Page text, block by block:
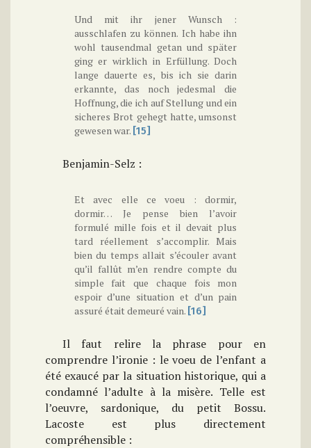
Und mit ihr jener Wunsch :
ausschlafen zu können. Ich habe ihn
wohl tausendmal getan und später
ging er wirklich in Erfüllung. Doch
lange dauerte es, bis ich sie darin
erkannte, das noch jedesmal die
Hoffnung, die ich auf Stellung und ein
sicheres Brot gehegt hatte, umsonst
gewesen war. [15]
Benjamin-Selz :
Et avec elle ce voeu : dormir,
dormir… Je pense bien l’avoir
formulé mille fois et il devait plus
tard réellement s’accomplir. Mais
bien du temps allait s’écouler avant
qu’il fallût m’en rendre compte du
simple fait que chaque fois mon
espoir d’une situation et d’un pain
assuré était demeuré vain. [16]
Il faut relire la phrase pour en
comprendre l’ironie : le voeu de l’enfant a
été exaucé par la situation historique, qui a
condamné l’adulte à la misère. Telle est
l’oeuvre, sardonique, du petit Bossu.
Lacoste est plus directement
compréhensible :